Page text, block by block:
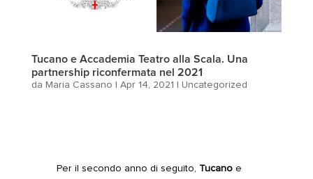
Tucano e Accademia Teatro alla Scala. Una
partnership riconfermata nel 2021
da Maria Cassano Apr 14, 2021 Uncategorized
Per il secondo anno di seguito, Tucanoe